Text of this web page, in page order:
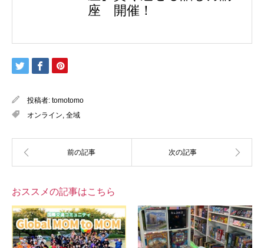
座 開催！
投稿者: tomotomo
オンライン, 全域
おススメの記事はこちら